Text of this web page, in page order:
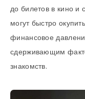
до билетов в кино и
могут быстро
финансовое
сдерживающим
знакомств.